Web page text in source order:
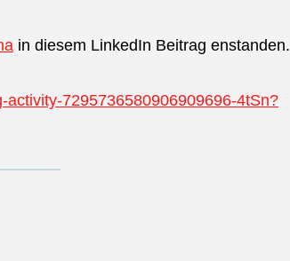
in diesem LinkedIn Beitrag enstanden.
7295736580906909696-4tSn?